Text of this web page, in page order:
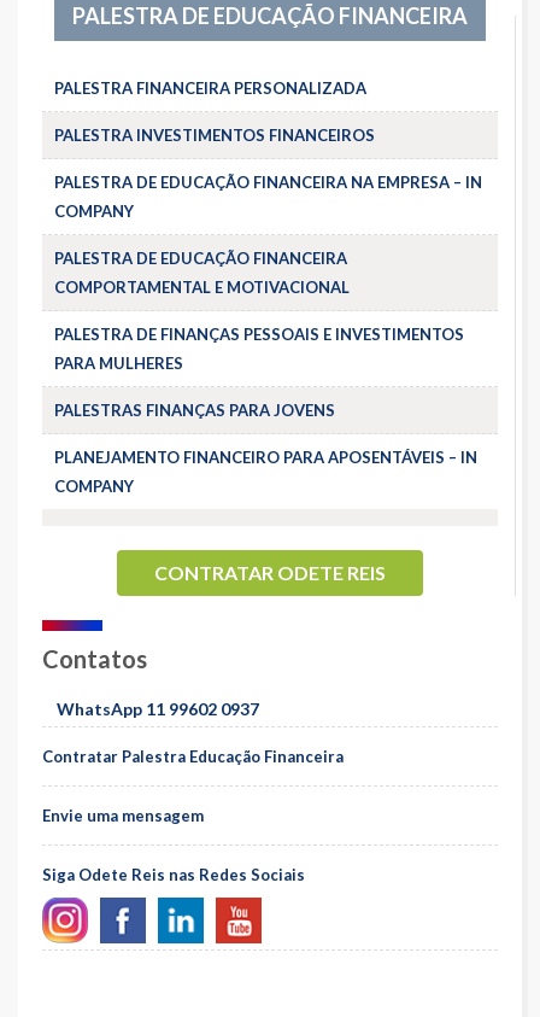
PALESTRA DE EDUCAÇÃO FINANCEIRA
PALESTRA FINANCEIRA PERSONALIZADA
PALESTRA INVESTIMENTOS FINANCEIROS
PALESTRA DE EDUCAÇÃO FINANCEIRA NA EMPRESA – IN
COMPANY
PALESTRA DE EDUCAÇÃO FINANCEIRA
COMPORTAMENTAL E MOTIVACIONAL
PALESTRA DE FINANÇAS PESSOAIS E INVESTIMENTOS
PARA MULHERES
PALESTRAS FINANÇAS PARA JOVENS
PLANEJAMENTO FINANCEIRO PARA APOSENTÁVEIS – IN
COMPANY
CONTRATAR ODETE REIS
Contatos
WhatsApp 11 99602 0937
Contratar Palestra Educação Financeira
Envie uma mensagem
Siga Odete Reis nas Redes Sociais